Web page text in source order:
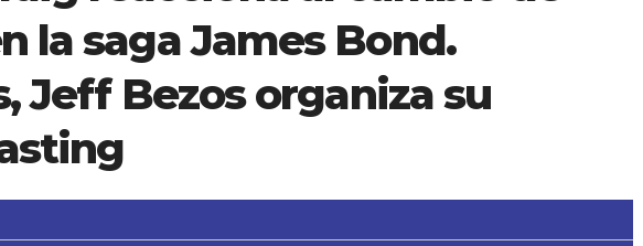
la saga James Bond.
Jeff Bezos organiza su